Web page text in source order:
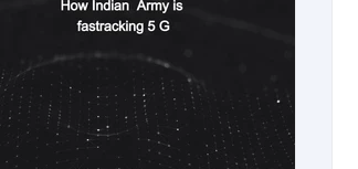
concern for individuals and...